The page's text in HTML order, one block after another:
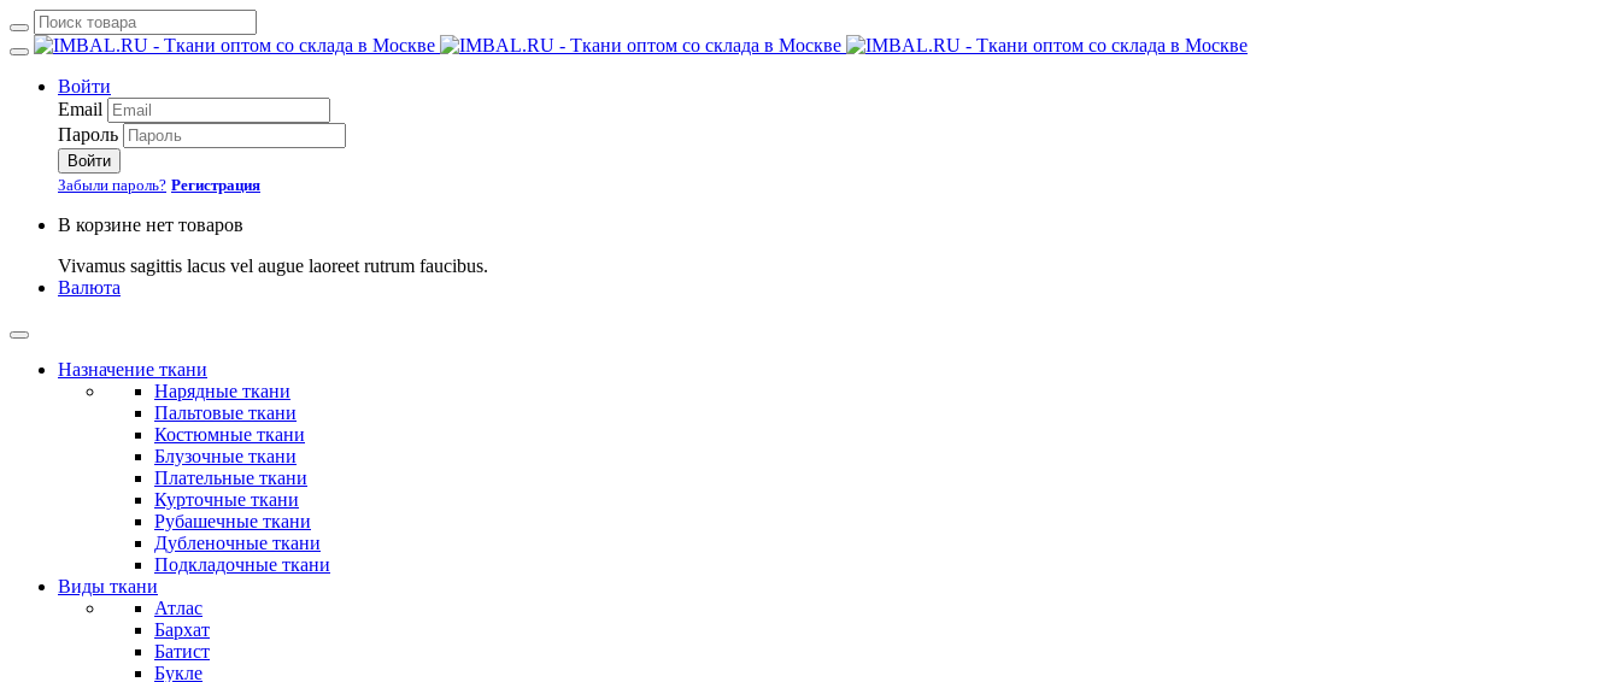
Войти
Email
Пароль
Войти
Забыли пароль? Регистрация
В корзине нет товаров
Vivamus sagittis lacus vel augue laoreet rutrum faucibus.
Валюта
Назначение ткани
Нарядные ткани
Пальтовые ткани
Костюмные ткани
Блузочные ткани
Плательные ткани
Курточные ткани
Рубашечные ткани
Дубленочные ткани
Подкладочные ткани
Виды ткани
Атлас
Бархат
Батист
Букле